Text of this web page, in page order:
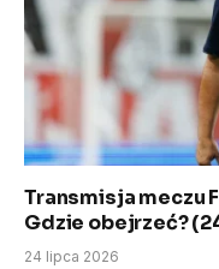
Transmisja meczu
Gdzie obejrzeć?
24 lipca 2026